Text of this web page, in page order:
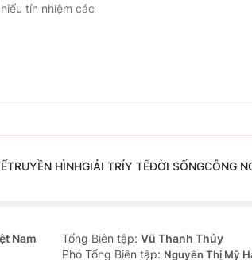
tín nhiệm các
TRUYỀN HÌNHGIẢI TRÍY TẾĐỜI SỐNGCÔNG
Nam
Tổng Biên tập: Vũ Thanh Thủy
Phó Tổng Biên tập: Nguyễn Thị Mỹ